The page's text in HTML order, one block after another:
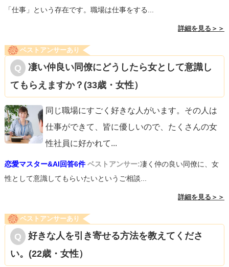
「仕事」という存在です。職場は仕事をする...
詳細を見る＞＞
ベストアンサーあり
凄い仲良い同僚にどうしたら女として意識し
てもらえますか？(33歳・女性）
同じ職場にすごく好きな人がいます。その人は
仕事ができて、皆に優しいので、たくさんの女
性社員に好かれて...
恋愛マスター&AI回答6件 ベストアンサー:凄く仲の良い同僚に、女
性として意識してもらいたいというご相談...
詳細を見る＞＞
ベストアンサーあり
好きな人を引き寄せる方法を教えてくださ
い。(22歳・女性）